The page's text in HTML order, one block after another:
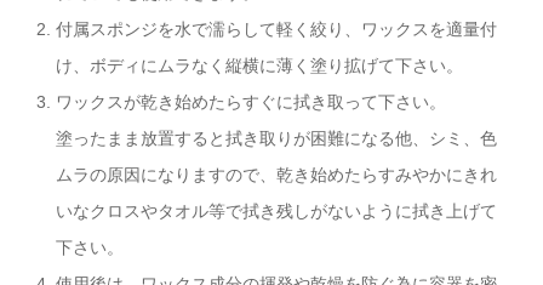
付属スポンジを水で濡らして軽く絞り、ワックスを適量付
け、ボディにムラなく縦横に薄く塗り拡げて下さい。
ワックスが乾き始めたらすぐに拭き取って下さい。
塗ったまま放置すると拭き取りが困難になる他、シミ、色
ムラの原因になりますので、乾き始めたらすみやかにきれ
いなクロスやタオル等で拭き残しがないように拭き上げて
下さい。